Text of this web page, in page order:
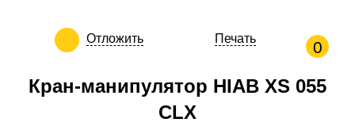
Отложить Печать 0
Кран-манипулятор HIAB XS 055
CLX